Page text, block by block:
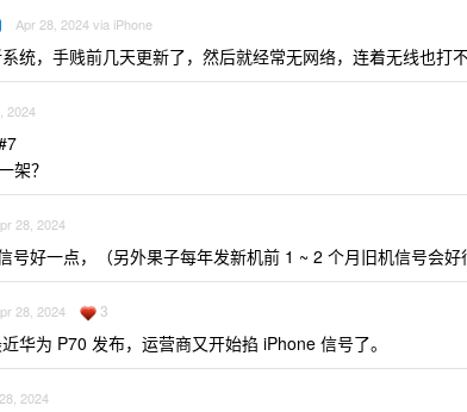
Apr 28, 2024 via iPhone
统，手贱前几天更新了，然后就经常无网络，连着无线也打
2024
架？
28, 2024
号好一点，（另外果子每年发新机前 1 ~ 2 个月旧机信号会
28, 2024 3
华为 P70 发布，运营商又开始掐 iPhone 信号了。
2024